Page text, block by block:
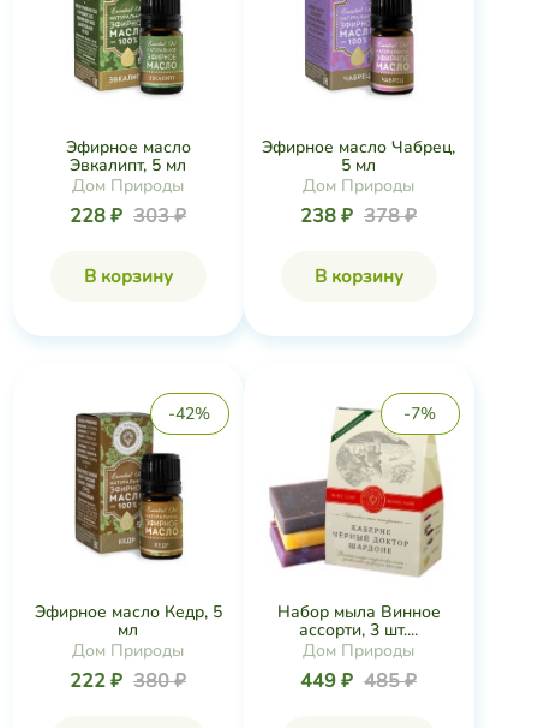
Эфирное масло
Эвкалипт, 5 мл
Дом Природы
228 ₽ 303 ₽
В корзину
Эфирное масло Чабрец,
5 мл
Дом Природы
238 ₽ 378 ₽
В корзину
-42%
Эфирное масло Кедр, 5
мл
Дом Природы
222 ₽ 380 ₽
-7%
Набор мыла Винное
ассорти, 3 шт....
Дом Природы
449 ₽ 485 ₽